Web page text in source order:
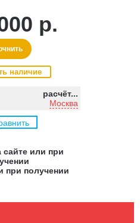
р.
наличие
расчёт...
Москва